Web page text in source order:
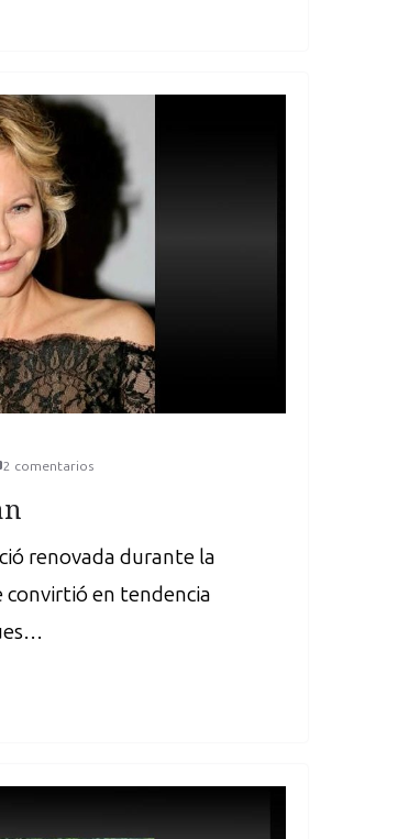
2 comentarios
renovada durante la
convirtió en tendencia